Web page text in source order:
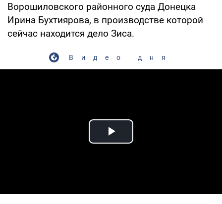
Ворошиловского районного суда Донецка
Ирина Бухтиярова, в производстве которой
сейчас находится дело Зиса.
Видео дня
Play Video